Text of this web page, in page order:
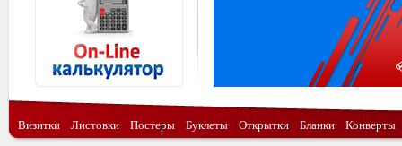
Визитки Листовки Постеры Буклеты Открытки Бланки Конверты